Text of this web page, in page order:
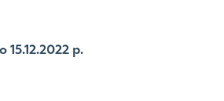
15.12.2022 р.